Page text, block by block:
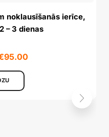
noklausīšanās ierīce,
– 3 dienas
95.00